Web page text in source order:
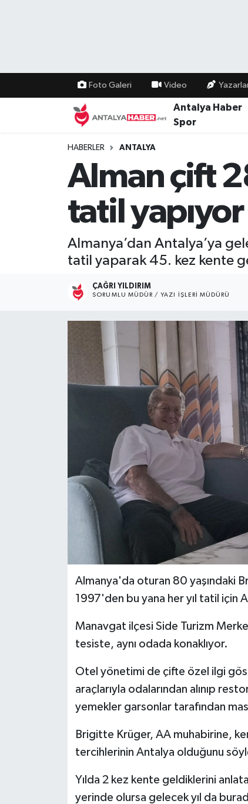
Foto Galeri Video
Antalya Haber
Spor
HABERLER ANTALYA
Alman çift
tatil yapıyor
Almanya’dan Antalya’ya
tatil yaparak 45. kez kente
ÇAĞRI YILDIRIM
SORUMLU MÜDÜR / YAZI İŞLERI MÜDÜRÜ
Almanya'da oturan 80 yaşındaki
1997'den bu yana her yıl tatil için
Manavgat ilçesi Side Turizm
tesiste, aynı odada konaklıyor.
Otel yönetimi de çifte özel ilgi
araçlarıyla odalarından alınıp
yemekler garsonlar tarafından
Brigitte Krüger, AA muhabirine,
tercihlerinin Antalya olduğunu
Yılda 2 kez kente geldiklerini
yerinde olursa gelecek yıl da
Bölge
Güvenlik
Kültür Sanat
Hava Durumu
Namaz Vakitleri
Süper Lig Puan Durumu ve Fikstür
Son Dakika Haberleri
Haber Arşivi